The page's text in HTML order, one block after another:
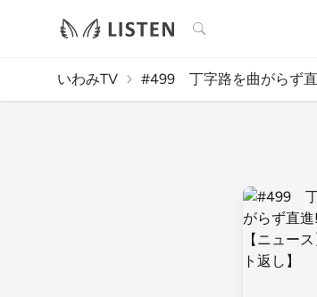
検索
いわみTV #499 丁字路を曲がらず直